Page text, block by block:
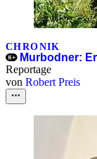
CHRONIK
Murbodner:
Reportage
von Robert Preis